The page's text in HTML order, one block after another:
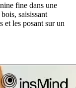
fine dans une
saisissant
et les posant sur un